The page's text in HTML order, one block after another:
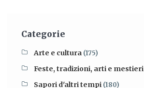
Categorie
Arte e cultura (175)
Feste, tradizioni, arti e mestieri
Sapori d'altri tempi (180)